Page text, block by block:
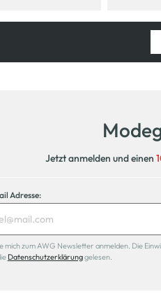
Jetzt anmelden und einen
Adresse:
mich zum AWG Newsletter anmelden. Die
Datenschutzerklärunggelesen.